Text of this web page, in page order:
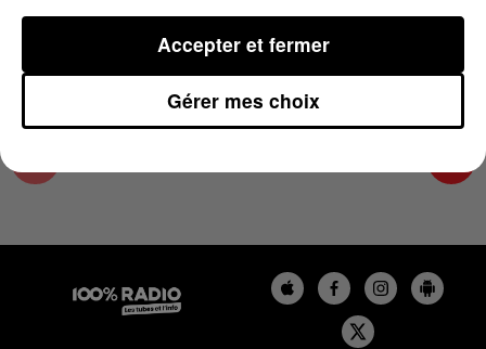
04/02/2025
Gérer mes choix
Accepter et fermer